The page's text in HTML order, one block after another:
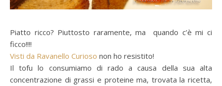
Piatto ricco? Piuttosto raramente, ma quando c’è mi ci
ficco!!!!
Visti da Ravanello Curioso non ho resistito!
Il tofu lo consumiamo di rado a causa della sua alta
concentrazione di grassi e proteine ma, trovata la ricetta,